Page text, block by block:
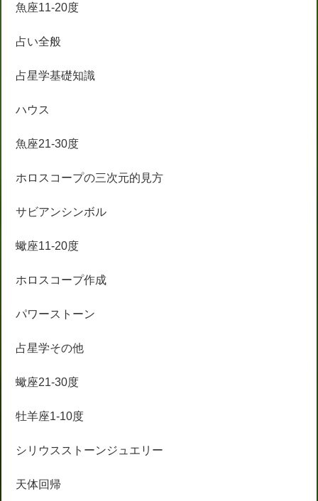
魚座11-20度
占い全般
占星学基礎知識
ハウス
魚座21-30度
ホロスコープの三次元的見方
サビアンシンボル
蠍座11-20度
ホロスコープ作成
パワーストーン
占星学その他
蠍座21-30度
牡羊座1-10度
シリウスストーンジュエリー
天体回帰